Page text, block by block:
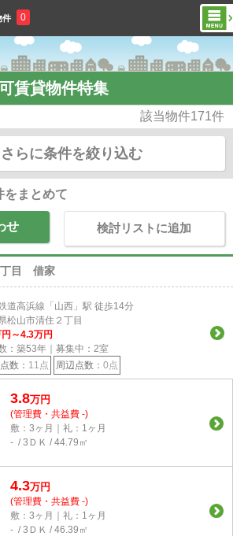
件 0
賃貸物件特集
該当物件171件
さらに条件を絞り込む
をまとめて
せ 検討リストに追加
丁目 借家
道高浜線「山西」駅 徒歩14分
松山市清住２丁目
～4.3万円
：築53年｜募集中： 2室
数： 11点 周辺点数： 0点
3.8万円
(管理費・共益費 -)
敷：3ヶ月｜礼：1ヶ月
- / 3ＤＫ / 44.79㎡
4.3万円
(管理費・共益費 -)
敷：3ヶ月｜礼：1ヶ月
- / 3ＤＫ / 46.39㎡